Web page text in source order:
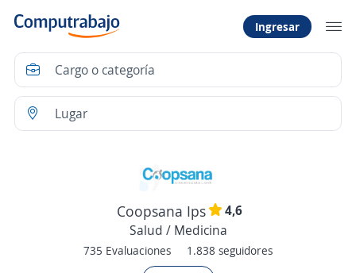
Ingresar
Coopsana Ips
4,6
Salud / Medicina
735 Evaluaciones 1.838 seguidores